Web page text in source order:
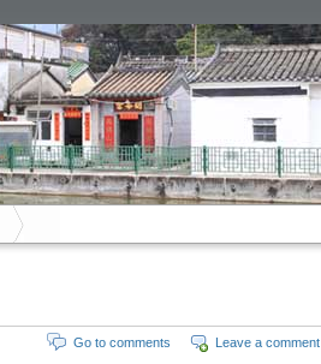
Leave a comment
Go to comments